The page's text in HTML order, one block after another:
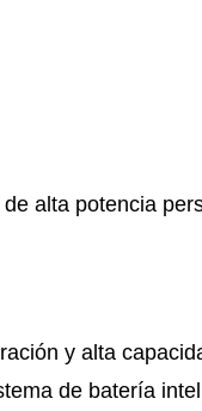
alta potencia
y alta
de batería